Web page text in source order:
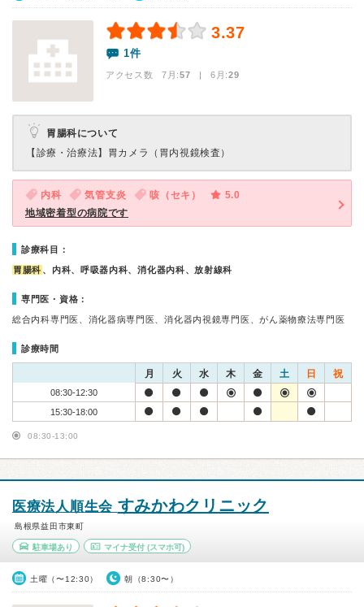
3.37
1件
アクセス数 7月:57 | 6月:29
胃腸科について
【診療・治療法】 胃カメラ（胃内視鏡検査）
内科 気管支炎 咳（セキ）
5.0
地域密着型の病院です
診療科目：
胃腸科 、内科、呼吸器内科、消化器内科、放射線科
専門医・資格：
総合内科専門医、消化器病専門医、消化器内視鏡専門医、がん薬物療法専門医
診療時間
月 火 水 木 金 土 日 祝
08:30-12:30
15:30-18:00
08:30-13:00
医療法人順生会 すみかわクリニック
島根県益田市東町
駐車場あり マイナ受付(スマホ可)
土曜（〜12:30） 朝（8:30〜）